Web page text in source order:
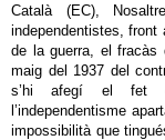
Català (EC),
independentistes, front
de la guerra, el fracàs
maig del 1937 del
s’hi afegí el fet
l’independentisme
impossibilità que